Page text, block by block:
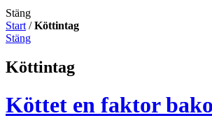
Stäng
Start /Köttintag
Stäng
Köttintag
Köttet en faktor